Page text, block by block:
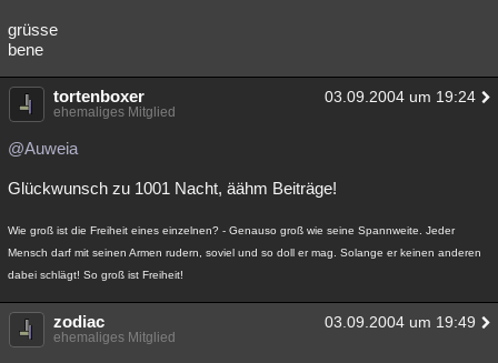
grüsse
bene
tortenboxer 03.09.2004 um 19:24
ehemaliges Mitglied
@Auweia
Glückwunsch zu 1001 Nacht, äähm Beiträge!
Wie groß ist die Freiheit eines einzelnen? - Genauso groß wie seine Spannweite. Jeder
Mensch darf mit seinen Armen rudern, soviel und so doll er mag. Solange er keinen anderen
dabei schlägt! So groß ist Freiheit!
zodiac 03.09.2004 um 19:49
ehemaliges Mitglied